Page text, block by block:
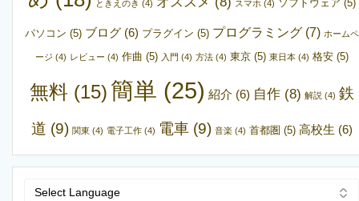
ときえのき (4) スマホ (4) ソフトウェア (5)
パソコン (5) ブログ(6) プラグイン (5) プログラミング(7) ホームペ
ージ (4) レビュー (4) 作曲 (5) 入門 (4) 方法(4) 東京(5) 東日本(4) 格安(5)
無料(15) 簡単 (25) 紹介 (6) 自作(8) 解説 (4) 鉄
道 (9) 関東(4) 電子工作(4) 電車(9) 音楽 (4) 首都圏 (5) 高校生 (6)